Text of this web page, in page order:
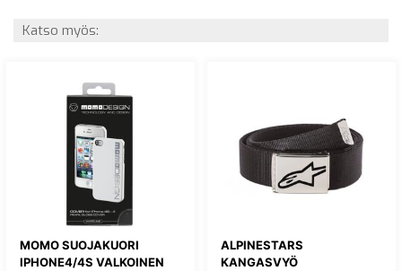
Katso myös:
MOMO SUOJAKUORI
IPHONE4/4S VALKOINEN
ALPINESTARS
KANGASVYÖ